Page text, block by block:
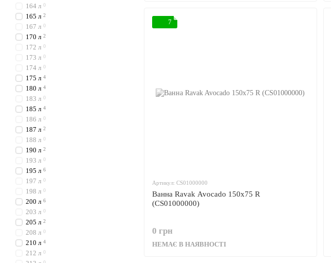
7
Артикул: CS01000000
Ванна Ravak Avocado 150x75 R
(CS01000000)
0 грн
НЕМАЄ В НАЯВНОСТІ
164 л 0
165 л 2
167 л 0
170 л 2
172 л 0
173 л 0
174 л 0
175 л 4
180 л 4
183 л 0
185 л 4
186 л 0
187 л 2
188 л 0
190 л 2
193 л 0
195 л 6
197 л 0
198 л 0
200 л 6
203 л 0
205 л 2
208 л 0
210 л 4
212 л 0